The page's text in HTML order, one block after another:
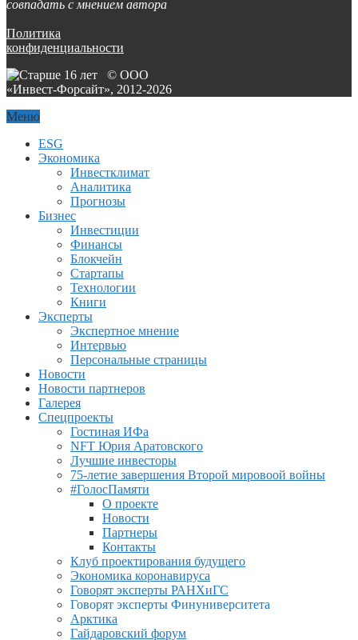
совпадать с мнением автора
Политика
конфиденциальности
© ООО
«Инвест-Форсайт», 2012-2026
Меню
ESG
Экономика
Инвестклимат
Аналитика
Прогнозы
Бизнес
Инвестиции
Финансы
Блокчейн
Стартапы
Технологии
Книги
Эксперты
Экспертное мнение
Интервью
Персональные страницы
Новости
Новости партнеров
Галерея
Спецпроекты
Гостиная ИФа
NFT Юрия Аратовского
Лучшие инвесторы
75-летие завершения Второй мировоой войны
#ГолосПамяти
О проекте
Новости
Партнеры
Контакты
Клуб проектирования будущего
Экономика коронавируса
Говорят эксперты РАНХиГС
Говорят эксперты Финуниверситета
Арктика
Гайдаровский форум